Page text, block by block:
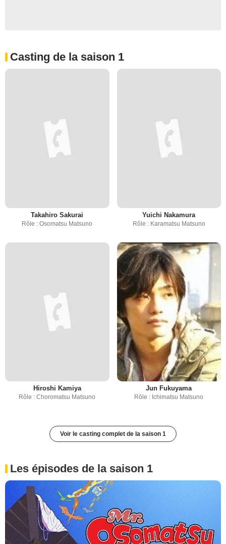
Casting de la saison 1
Takahiro Sakurai
Rôle : Osomatsu Matsuno
Yuichi Nakamura
Rôle : Karamatsu Matsuno
Hiroshi Kamiya
Rôle : Choromatsu Matsuno
Jun Fukuyama
Rôle : Ichimatsu Matsuno
Voir le casting complet de la saison 1
Les épisodes de la saison 1